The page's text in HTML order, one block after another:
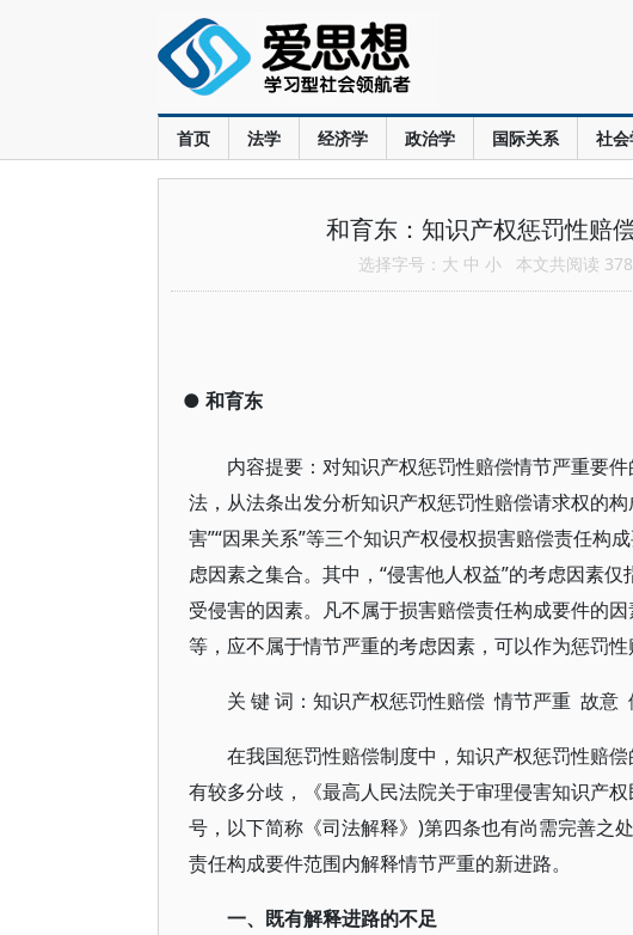
首页 法学 经济学 政治学 国际关系 社
和育东：知识产权惩罚性赔
选择字号： 大 中 小 本文共阅读
● 和育东
内容提要：对知识产权惩罚性赔偿情节严重要
法，从法条出发分析知识产权惩罚性赔偿请求权的
害”“因果关系”等三个知识产权侵权损害赔偿责任构
虑因素之集合。其中，“侵害他人权益”的考虑因素
受侵害的因素。凡不属于损害赔偿责任构成要件的
等，应不属于情节严重的考虑因素，可以作为惩罚
关 键 词：知识产权惩罚性赔偿 情节严重 故意
在我国惩罚性赔偿制度中，知识产权惩罚性赔
有较多分歧，《最高人民法院关于审理侵害知识产
号，以下简称《司法解释》)第四条也有尚需完善之
责任构成要件范围内解释情节严重的新进路。
一、既有解释进路的不足